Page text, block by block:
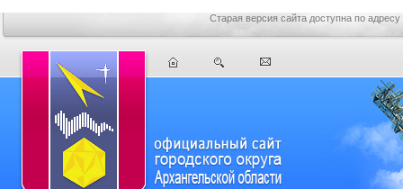
Старая версия сайта доступна по адресу